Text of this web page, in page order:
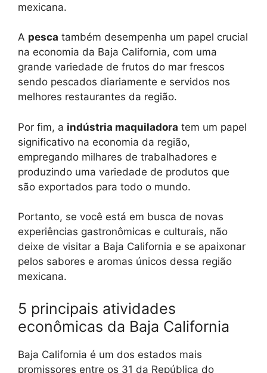
mexicana.
A pesca também desempenha um papel crucial
na economia da Baja California, com uma
grande variedade de frutos do mar frescos
sendo pescados diariamente e servidos nos
melhores restaurantes da região.
Por fim, a indústria maquiladora tem um papel
significativo na economia da região,
empregando milhares de trabalhadores e
produzindo uma variedade de produtos que
são exportados para todo o mundo.
Portanto, se você está em busca de novas
experiências gastronômicas e culturais, não
deixe de visitar a Baja California e se apaixonar
pelos sabores e aromas únicos dessa região
mexicana.
5 principais atividades
econômicas da Baja California
Baja California é um dos estados mais
promissores entre os 31 da República do